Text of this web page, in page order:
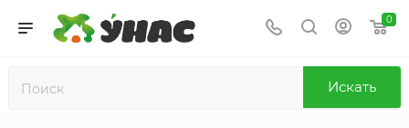
0
Искать